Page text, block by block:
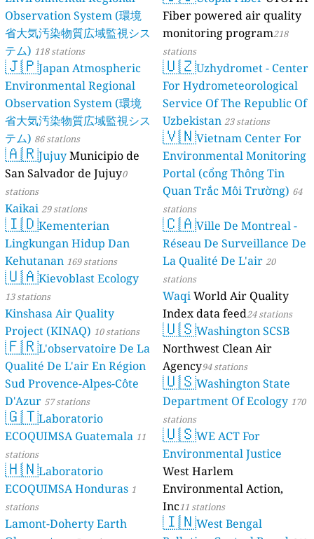
Observation System (環境
省大気汚染物質広域監視シス
テム) 118 stations
🇯🇵Japan Atmospheric
Environmental Regional
Observation System (環境
省大気汚染物質広域監視シス
テム) 86 stations
🇦🇷Jujuy Municipio de
San Salvador de Jujuy0
stations
Kaikai 29 stations
🇮🇩Kementerian
Lingkungan Hidup Dan
Kehutanan 169 stations
🇺🇦Kievoblast Ecology
13 stations
Kinshasa Air Quality
Project (KINAQ) 10 stations
🇫🇷L'observatoire De La
Qualité De L'air En Région
Sud Provence-Alpes-Côte
D'Azur 57 stations
🇬🇹Laboratorio
ECOQUIMSA Guatemala 11
stations
🇭🇳Laboratorio
ECOQUIMSA Honduras 1
stations
Lamont-Doherty Earth
Fiber powered air quality
monitoring program218
stations
🇺🇿Uzhydromet - Center
For Hydrometeorological
Service Of The Republic Of
Uzbekistan 23 stations
🇻🇳Vietnam Center For
Environmental Monitoring
Portal (cổng Thông Tin
Quan Trắc Môi Trường) 64
stations
🇨🇦Ville De Montreal -
Réseau De Surveillance De
La Qualité De L'air 20
stations
WaqiWorld Air Quality
Index data feed24 stations
🇺🇸Washington SCSB
Northwest Clean Air
Agency94 stations
🇺🇸Washington State
Department Of Ecology 170
stations
🇺🇸WE ACT For
Environmental Justice
West Harlem
Environmental Action,
Inc11 stations
🇮🇳West Bengal